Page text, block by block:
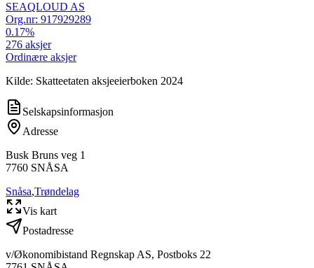
SEAQLOUD AS
Org.nr: 917929289
0.17%
276 aksjer
Ordinære aksjer
Kilde: Skatteetaten aksjeeierboken 2024
Selskapsinformasjon
Adresse
Busk Bruns veg 1
7760 SNÅSA
Snåsa,Trøndelag
Vis kart
Postadresse
v/Økonomibistand Regnskap AS, Postboks 22